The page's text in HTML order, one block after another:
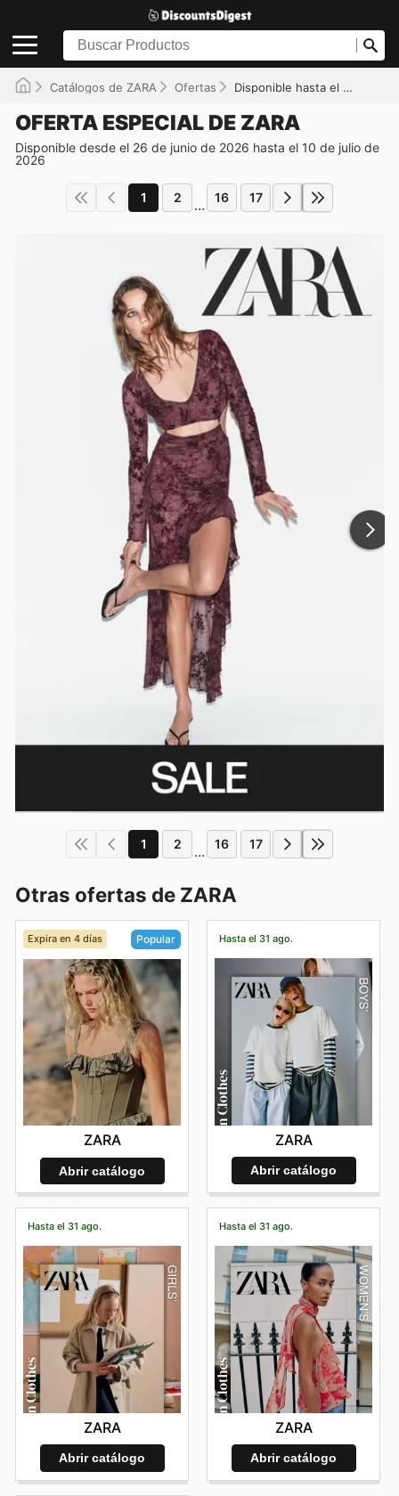
Catálogos de ZARA Ofertas Disponible hasta el 10/07/2026
OFERTA ESPECIAL DE ZARA
Disponible desde el 26 de junio de 2026 hasta el 10 de julio de
2026
1 2 ... 16 17
1 2 ... 16 17
Otras ofertas de ZARA
Expira en 4 días Popular
ZARA
Abrir catálogo
Hasta el 31 ago.
ZARA
Abrir catálogo
Hasta el 31 ago.
ZARA
Abrir catálogo
Hasta el 31 ago.
ZARA
Abrir catálogo